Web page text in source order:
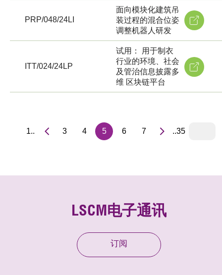
PRP/048/24LI
面向模块化建筑吊
装过程的混合位姿
调整机器人研发
ITT/024/24LP
试用： 用于制衣
行业的环境、社会
及管治信息披露多
维 区块链平台
1.. 3 4 5 6 7 ..35
LSCM电子通讯
订阅